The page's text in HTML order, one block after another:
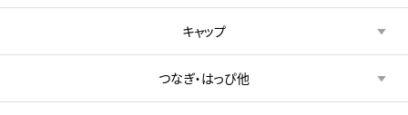
キャップ
つなぎ・はっぴ他